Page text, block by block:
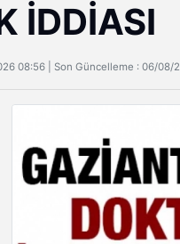
İDDİASI
08:56 | Son Güncelleme : 06/08/